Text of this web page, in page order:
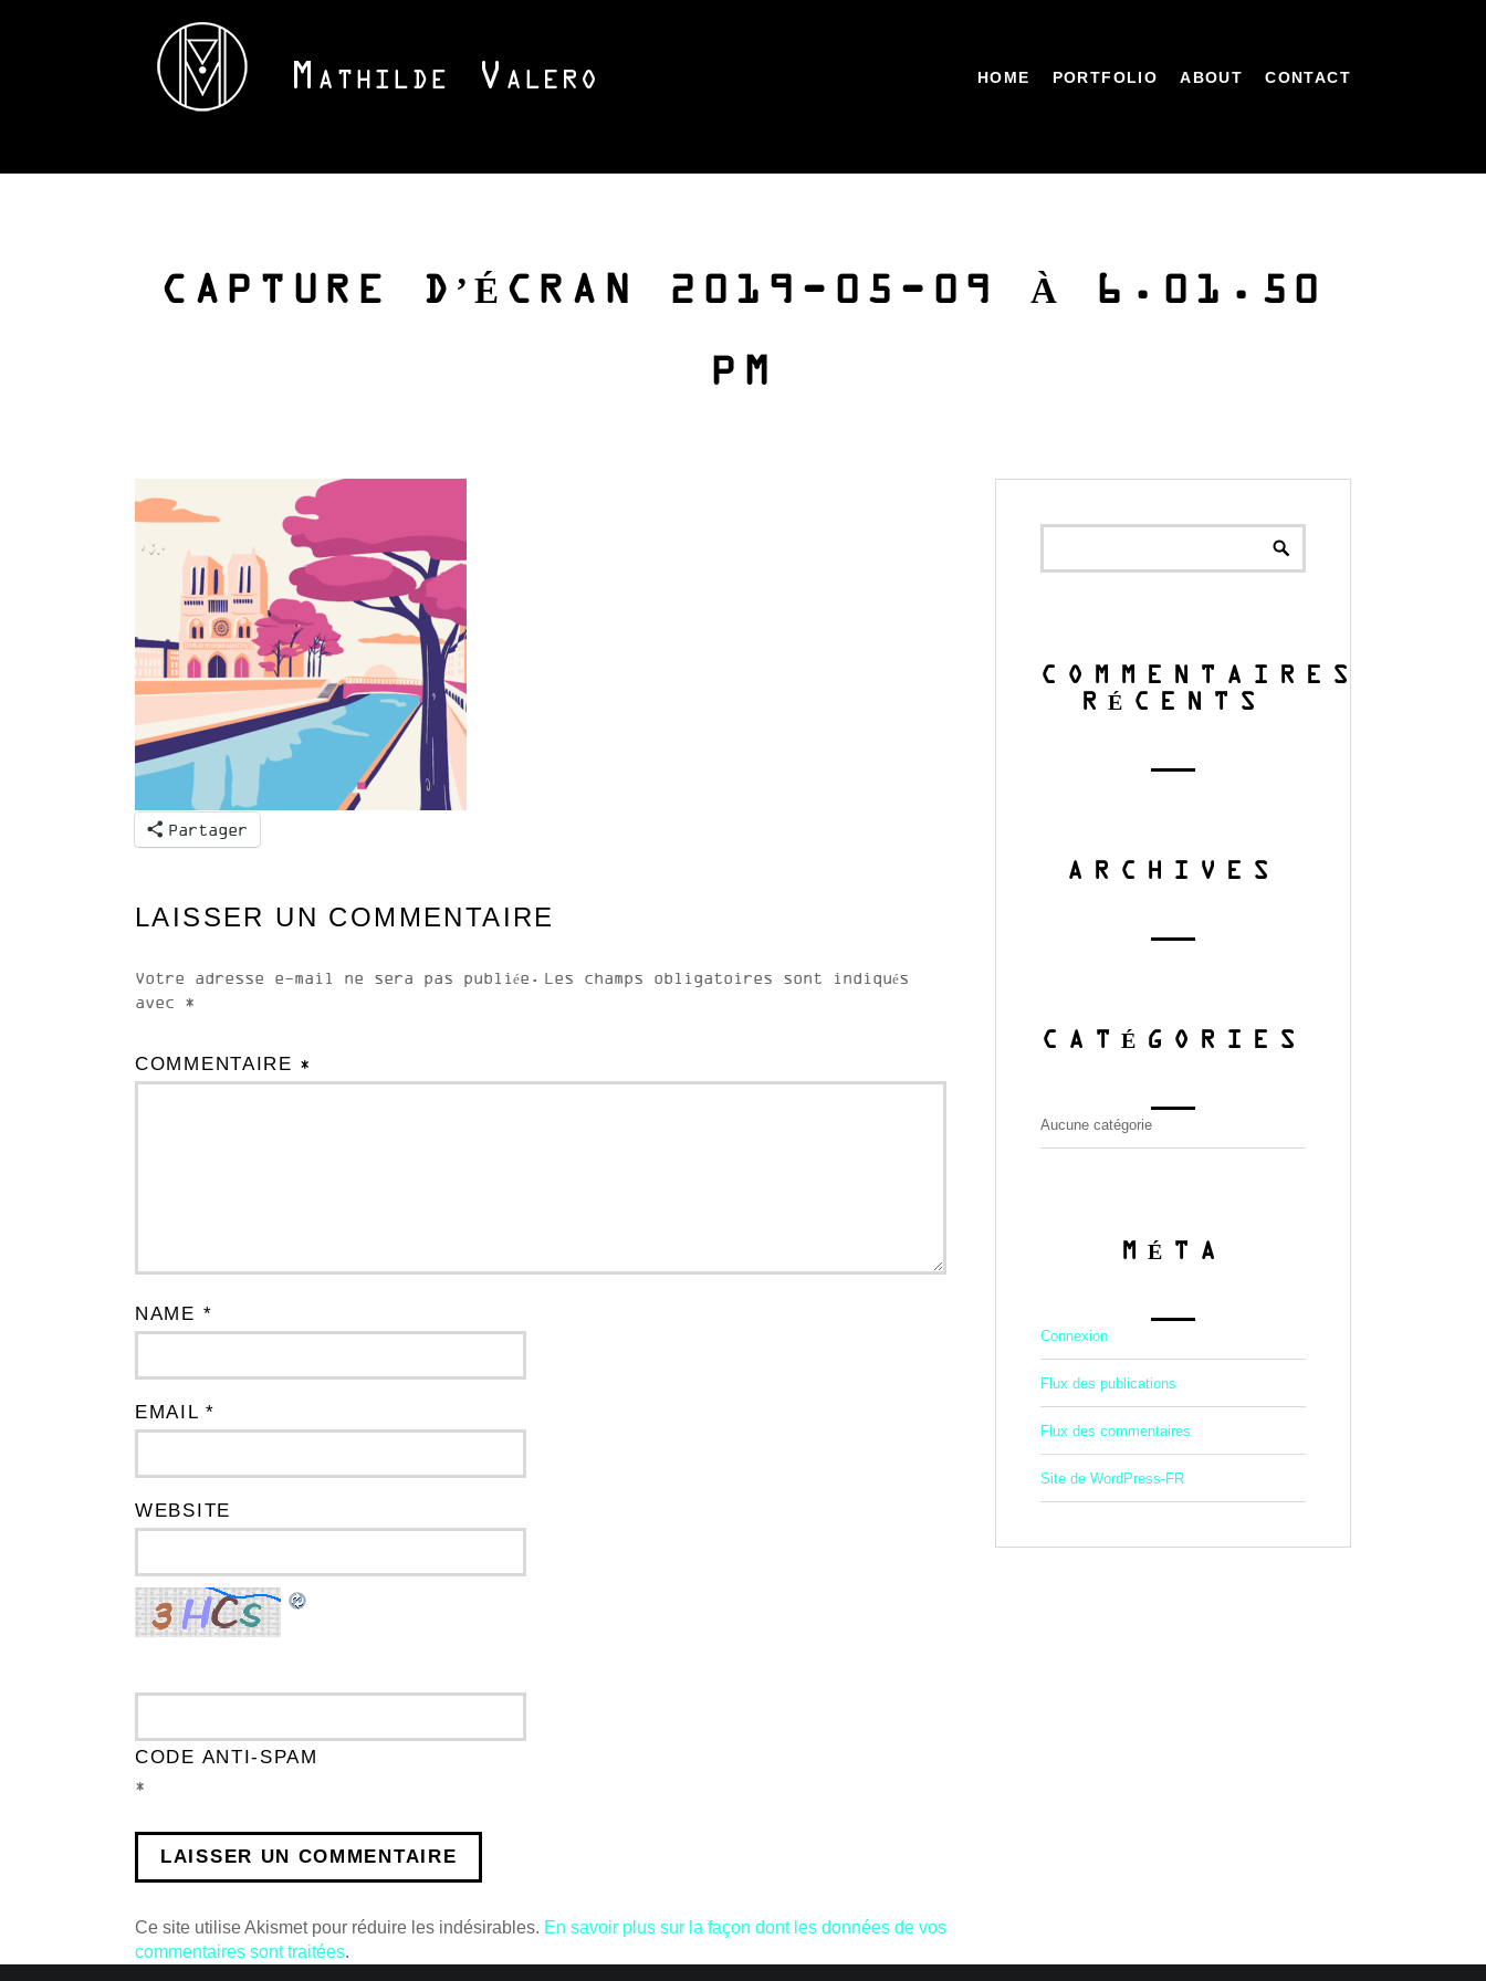
HOME PORTFOLIO ABOUT CONTACT
CAPTURE D’ÉCRAN 2019-05-09 À 6.01.50
PM
Partager
LAISSER UN COMMENTAIRE
Votre adresse e-mail ne sera pas publiée. Les champs obligatoires sont indiqués
avec *
COMMENTAIRE *
NAME *
EMAIL *
WEBSITE
CODE ANTI-SPAM
*
Ce site utilise Akismet pour réduire les indésirables. En savoir plus sur la façon dont les données de vos
commentaires sont traitées.
COMMENTAIRES
RÉCENTS
ARCHIVES
CATÉGORIES
Aucune catégorie
MÉTA
Connexion
Flux des publications
Flux des commentaires
Site de WordPress-FR